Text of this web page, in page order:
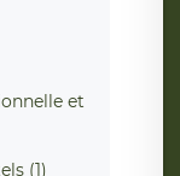
et
(1)